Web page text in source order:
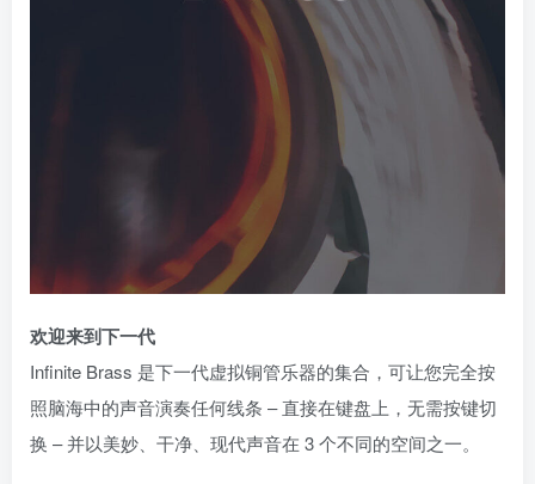
欢迎来到下一代
Infinite Brass 是下一代虚拟铜管乐器的集合，可让您完全按
照脑海中的声音演奏任何线条 – 直接在键盘上，无需按键切
换 – 并以美妙、干净、现代声音在 3 个不同的空间之一。